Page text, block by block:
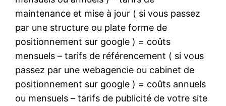
maintenance et mise à jour ( si vous passez
par une structure ou plate forme de
positionnement sur google ) = coûts
mensuels – tarifs de référencement ( si vous
passez par une webagencie ou cabinet de
positionnement sur google ) = coûts annuels
ou mensuels – tarifs de publicité de votre site